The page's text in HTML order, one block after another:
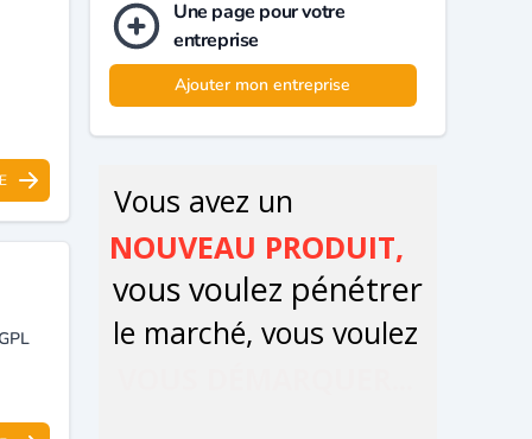
Une page pour votre
entreprise
Ajouter mon entreprise